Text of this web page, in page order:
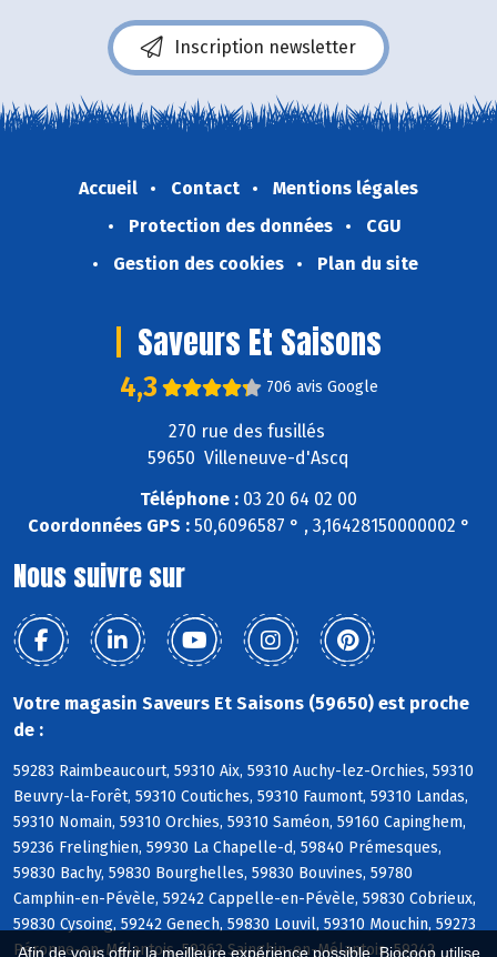
Afin de vous offrir la meilleure expérience possible, Biocoop utilise
Inscription newsletter
Accueil Contact
Mentions légales
Protection des données
CGU
Gestion des cookies
Plan du site
Saveurs Et Saisons
4,3 706 avis Google
270 rue des fusillés
59650 Villeneuve-d'Ascq
Téléphone : 03 20 64 02 00
Coordonnées GPS :50,6096587 ° , 3,16428150000002 °
Nous suivre sur
Votre magasin Saveurs Et Saisons (59650) est proche
de :
59283 Raimbeaucourt, 59310 Aix, 59310 Auchy-lez-Orchies, 59310
Beuvry-la-Forêt, 59310 Coutiches, 59310 Faumont, 59310 Landas,
59310 Nomain, 59310 Orchies, 59310 Saméon, 59160 Capinghem,
59236 Frelinghien, 59930 La Chapelle-d, 59840 Prémesques,
59830 Bachy, 59830 Bourghelles, 59830 Bouvines, 59780
Camphin-en-Pévèle, 59242 Cappelle-en-Pévèle, 59830 Cobrieux,
59830 Cysoing, 59242 Genech, 59830 Louvil, 59310 Mouchin, 59273
Péronne-en-Mélantois, 59262 Sainghin-en-Mélantois, 59242